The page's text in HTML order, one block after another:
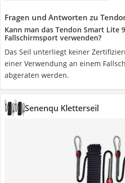
Fragen und Antworten zu
Kann man das Tendon Smart Lite
Fallschirmsport verwenden?
Das Seil unterliegt keiner
einer Verwendung an einem
abgeraten werden.
Senenqu Kletterseil